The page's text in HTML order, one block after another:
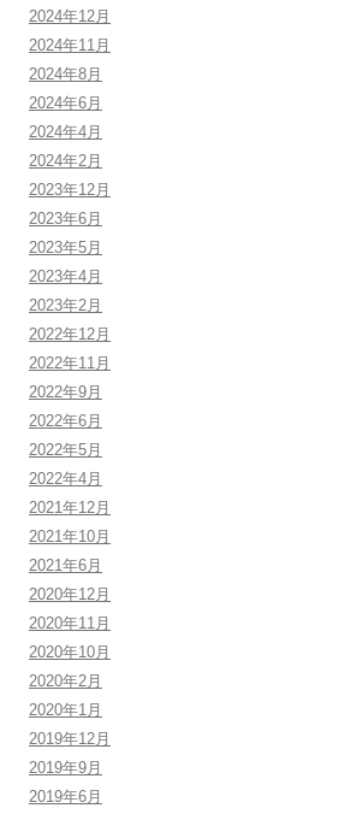
2024年12月
2024年11月
2024年8月
2024年6月
2024年4月
2024年2月
2023年12月
2023年6月
2023年5月
2023年4月
2023年2月
2022年12月
2022年11月
2022年9月
2022年6月
2022年5月
2022年4月
2021年12月
2021年10月
2021年6月
2020年12月
2020年11月
2020年10月
2020年2月
2020年1月
2019年12月
2019年9月
2019年6月